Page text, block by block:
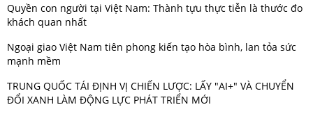
Quyền con người tại Việt Nam: Thành tựu thực tiễn là thước đo
khách quan nhất
Ngoại giao Việt Nam tiên phong kiến tạo hòa bình, lan tỏa sức
mạnh mềm
TRUNG QUỐC TÁI ĐỊNH VỊ CHIẾN LƯỢC: LẤY "AI+" VÀ CHUYỂN
ĐỔI XANH LÀM ĐỘNG LỰC PHÁT TRIỂN MỚI